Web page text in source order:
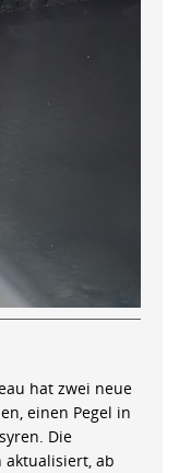
hat zwei neue
einen Pegel in
Die
aktualisiert, ab